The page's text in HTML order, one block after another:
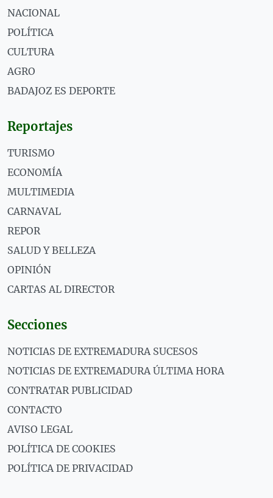
NACIONAL
POLÍTICA
CULTURA
AGRO
BADAJOZ ES DEPORTE
Reportajes
TURISMO
ECONOMÍA
MULTIMEDIA
CARNAVAL
REPOR
SALUD Y BELLEZA
OPINIÓN
CARTAS AL DIRECTOR
Secciones
NOTICIAS DE EXTREMADURA SUCESOS
NOTICIAS DE EXTREMADURA ÚLTIMA HORA
CONTRATAR PUBLICIDAD
CONTACTO
AVISO LEGAL
POLÍTICA DE COOKIES
POLÍTICA DE PRIVACIDAD